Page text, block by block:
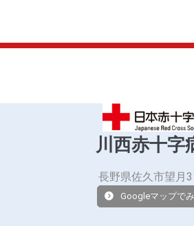
川西赤十字
長野県佐久市望月
Googleマップで